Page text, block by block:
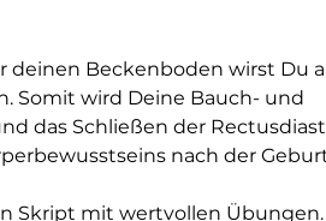
Beckenboden wirst Du
Somit wird Deine Bauch- und
das Schließen der
nach der
Skript mit wertvollen Übungen.